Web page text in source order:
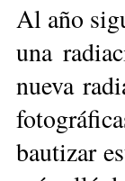
Al año
una
nueva
bautizar